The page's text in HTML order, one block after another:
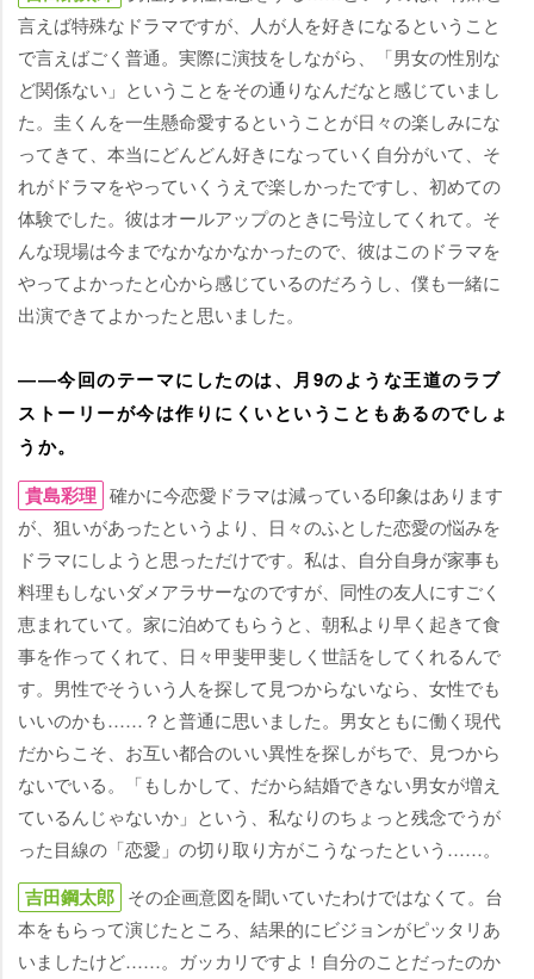
言えば特殊なドラマですが、人が人を好きになるということ
で言えばごく普通。実際に演技をしながら、「男女の性別な
ど関係ない」ということをその通りなんだなと感じていまし
た。圭くんを一生懸命愛するということが日々の楽しみにな
ってきて、本当にどんどん好きになっていく自分がいて、そ
れがドラマをやっていくうえで楽しかったですし、初めての
体験でした。彼はオールアップのときに号泣してくれて。そ
んな現場は今までなかなかなかったので、彼はこのドラマを
ってよかったと心から感じているのだろうし、僕も一緒に
出演できてよかったと思いました。
――今回のテーマにしたのは、月9のような王道のラブ
ストーリーが今は作りにくいということもあるのでしょ
うか。
貴島彩理 確かに今恋愛ドラマは減っている印象はあります
が、狙いがあったというより、日々のふとした恋愛の悩みを
ドラマにしようと思っただけです。私は、自分自身が家事も
料理もしないダメアラサーなのですが、同性の友人にすごく
恵まれていて。家に泊めてもらうと、朝私より早く起きて食
事を作ってくれて、日々甲斐甲斐しく世話をしてくれるんで
す。男性でそういう人を探して見つからないなら、女性でも
いいのかも……？と普通に思いました。男女ともに働く現代
だからこそ、お互い都合のいい異性を探しがちで、見つから
ないでいる。「もしかして、だから結婚できない男女が増え
ているんじゃないか」という、私なりのちょっと残念でうが
った目線の「恋愛」の切り取り方がこうなったという……。
吉田鋼太郎 その企画意図を聞いていたわけではなくて。台
本をもらって演じたところ、結果的にビジョンがピッタリあ
いましたけど……。ガッカリですよ！自分のことだったのか